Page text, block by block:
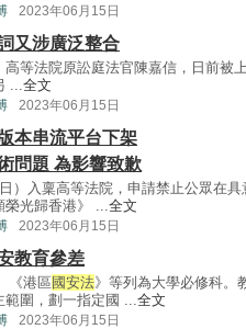
2023年06月15日
又涉廣泛整合
高等法院原訟庭法官陳嘉信，日前被
...全文
2023年06月15日
本串流平台下架
問題 為影響致歉
）入稟高等法院，申請禁止公眾在
榮光歸香港》 ...全文
2023年06月15日
教育參差
《港區國安法》等列為大學必修科。
範圍，劃一指定國 ...全文
2023年06月15日